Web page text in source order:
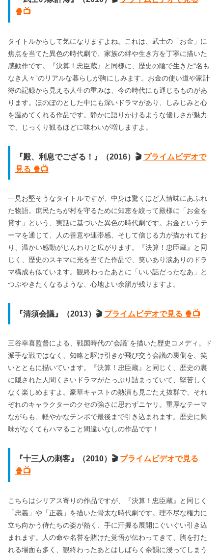
🍿📺
タイトルからして気になりますよね。これは、武士の「お金」に
焦点を当てた異色の時代劇で、家族の絆や生き方を丁寧に描いた
感動作です。『決算！忠臣蔵』と同様に、歴史の陰で生きた“名も
なき人々”のリアルな暮らしが胸にしみます。お金の使い道や家計
簿の記録から見える人生の重みは、今の時代にも通じるものがあ
ります。ほのぼのとした中にも深いドラマがあり、しみじみと心
を温めてくれる作品です。静かに語りかけるような優しさが魅力
で、じっくり観るほどに味わいが増しますよ。
『殿、利息でござる！』（2016）🎬 プライムビデオで
見る 🍿📺
一見お堅そうなタイトルですが、中身は驚くほど人情味にあふれ
た物語。庶民たちが村を守るために知恵を絞って殿様に「お金を
貸す」という、実話に基づいた異色の時代劇です。お金というテ
ーマを通じて、人の善意や連帯感、そして信じる力が描かれてお
り、温かい感動がじんわりと広がります。『決算！忠臣蔵』と同
じく、歴史のスキマに光を当てた作品で、笑いあり涙ありのドラ
マ構成も似ています。観終わったあとに「いい話だったなあ」と
つぶやきたくなるような、心地よい余韻が残りますよ。
『清須会議』（2013）🎬 プライムビデオで見る 🍿📺
三谷幸喜監督による、戦国時代の“会議”を描いた歴史コメディ。ド
派手な戦ではなく、知略と駆け引きが飛び交う会議の裏側を、笑
いとともに描いています。『決算！忠臣蔵』と同じく、歴史の裏
に隠された人間くさいドラマがたっぷり詰まっていて、堅苦しく
なく楽しめますよ。豪華キャストの熱演も見ごたえ抜群で、それ
ぞれのキャラクターのクセの強さに思わずニヤリ。重厚なテーマ
ながらも、軽やかなテンポで最後まで引き込まれます。歴史に興
味がなくてもハマること間違いなしの作品です！
『十三人の刺客』（2010）🎬 プライムビデオで見る
🍿📺
こちらはシリアス寄りの作品ですが、『決算！忠臣蔵』と同じく
「忠義」や「正義」を描いた骨太な時代劇です。理不尽な権力に
立ち向かう侍たちの姿が熱く、手に汗握る展開にぐいぐい引き込
まれます。人の命や名誉を賭けた覚悟が伝わってきて、胸を打た
れる場面も多く、観終わったあとはしばらく余韻に浸ってしまう